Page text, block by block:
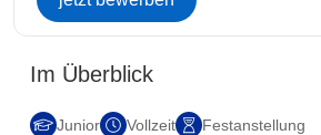
Im Überblick
Junior Vollzeit Festanstellung